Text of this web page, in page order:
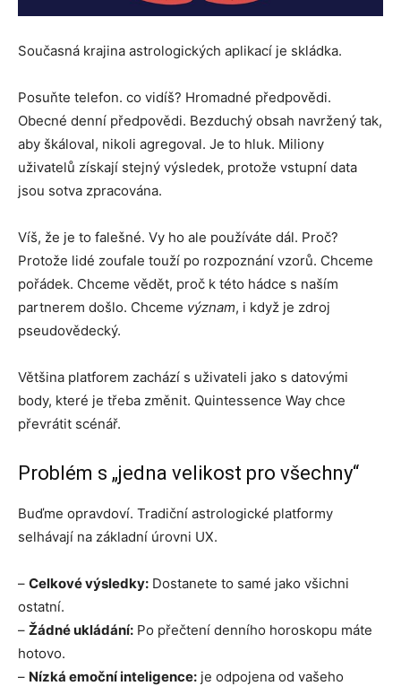
Současná krajina astrologických aplikací je skládka.
Posuňte telefon. co vidíš? Hromadné předpovědi.
Obecné denní předpovědi. Bezduchý obsah navržený tak,
aby škáloval, nikoli agregoval. Je to hluk. Miliony
uživatelů získají stejný výsledek, protože vstupní data
jsou sotva zpracována.
Víš, že je to falešné. Vy ho ale používáte dál. Proč?
Protože lidé zoufale touží po rozpoznání vzorů. Chceme
pořádek. Chceme vědět, proč k této hádce s naším
partnerem došlo. Chceme význam, i když je zdroj
pseudovědecký.
Většina platforem zachází s uživateli jako s datovými
body, které je třeba změnit. Quintessence Way chce
převrátit scénář.
Problém s „jedna velikost pro všechny“
Buďme opravdoví. Tradiční astrologické platformy
selhávají na základní úrovni UX.
– Celkové výsledky: Dostanete to samé jako všichni
ostatní.
– Žádné ukládání: Po přečtení denního horoskopu máte
hotovo.
– Nízká emoční inteligence: je odpojena od vašeho